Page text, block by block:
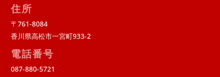
住所
〒761-8084
香川県高松市一宮町933-2
電話番号
087-880-5721